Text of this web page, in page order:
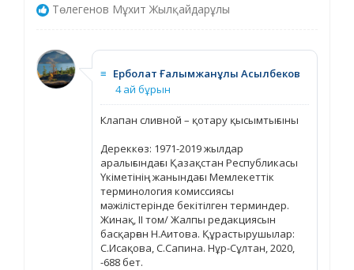
Төлегенов Мұхит Жылқайдарұлы
≡ Ерболат Ғалымжанұлы Асылбеков
4 ай бұрын
Клапан сливной – қотару қысымтығыны
Дереккөз: 1971-2019 жылдар
аралығындағы Қазақстан Республикасы
Үкіметінің жанындағы Мемлекеттік
терминология комиссиясы
мәжілістерінде бекітілген терминдер.
Жинақ, ІІ том/ Жалпы редакциясын
басқарған Н.Аитова. Құрастырушылар:
С.Исақова, С.Сапина. Нұр-Сұлтан, 2020,
-688 бет.